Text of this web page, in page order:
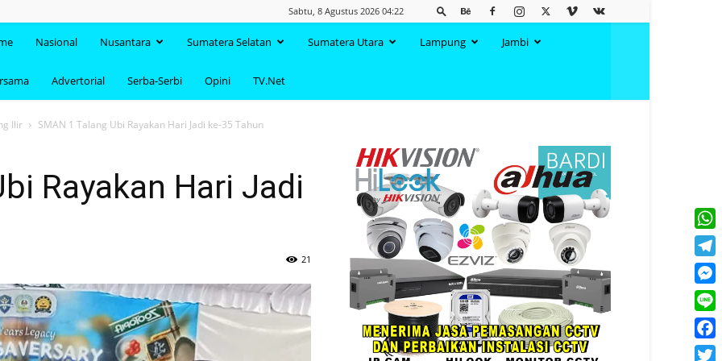
Sabtu, 8 Agustus 2026 04:22
Nasional Nusantara Sumatera Selatan Sumatera Utara Lampung Jambi
Advertorial Serba-Serbi Opini TV.Net
Ilir SMAN 1 Talang Ubi Rayakan Hari Jadi ke-35 Tahun
Rayakan Hari Jadi
21
Line